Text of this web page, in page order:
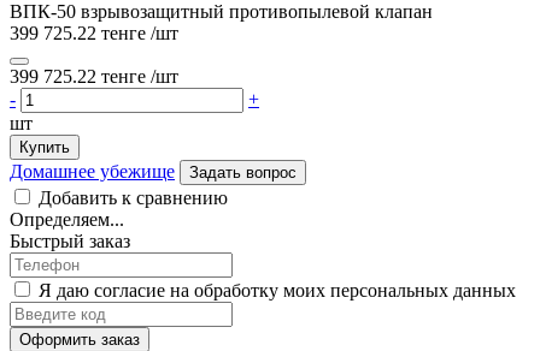
ВПК-50 взрывозащитный противопылевой клапан
399 725.22 тенге /шт
399 725.22 тенге /шт
-
+
шт
Купить
Домашнее убежище Задать вопрос
Добавить к сравнению
Определяем...
Быстрый заказ
Я даю согласие на обработку моих персональных данных
Оформить заказ